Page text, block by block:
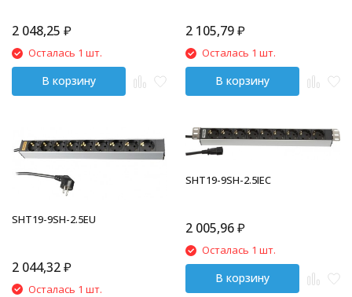
2 048,25 ₽
Осталась 1 шт.
В корзину
2 105,79₽
Осталась 1 шт.
В корзину
SHT19-9SH-2.5EU
2 044,32₽
Осталась 1 шт.
SHT19-9SH-2.5IEC
2 005,96₽
Осталась 1 шт.
В корзину